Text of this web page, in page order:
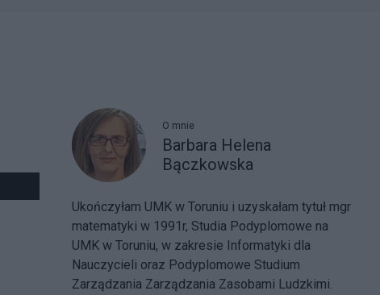
O mnie
Barbara Helena
Bączkowska
Ukończyłam UMK w Toruniu i uzyskałam tytuł mgr
matematyki w 1991r, Studia Podyplomowe na
UMK w Toruniu, w zakresie Informatyki dla
Nauczycieli oraz Podyplomowe Studium
Zarządzania Zarządzania Zasobami Ludzkimi.